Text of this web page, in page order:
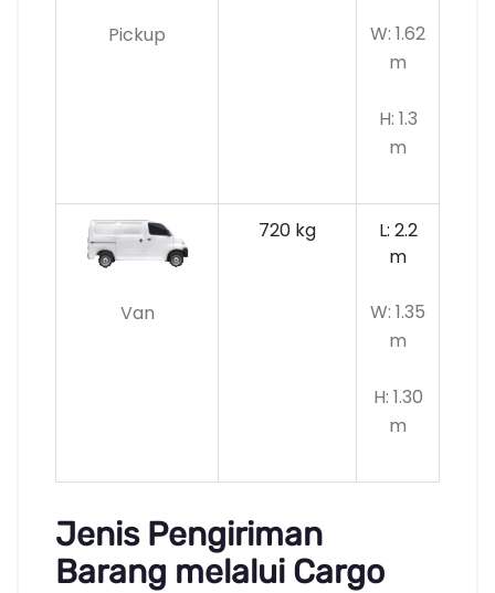
Pickup
W: 1.62
m
H: 1.3
m
Van
720 kg
L: 2.2
m
W: 1.35
m
H: 1.30
m
Jenis Pengiriman
Barang melalui Cargo